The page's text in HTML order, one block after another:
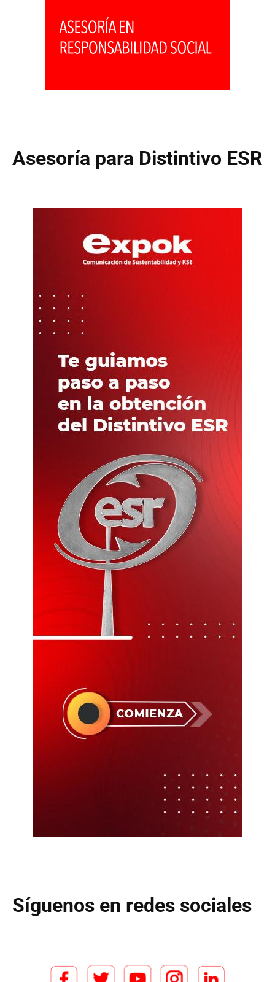
Asesoría para Distintivo ESR
Síguenos en redes sociales